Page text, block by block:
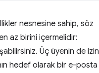
nesnesine sahip, söz
az birini içermelidir:
Üç üyenin de izin
hedef olarak bir e-posta